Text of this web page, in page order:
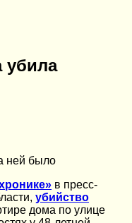
убила
ней было
в пресс-
убийство
дома по улице